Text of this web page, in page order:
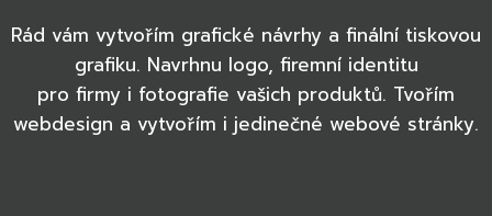
Rád vám vytvořím grafické návrhy a finální tiskovou
grafiku. Navrhnu logo, firemní identitu
pro firmy i fotografie vašich produktů. Tvořím
webdesign a vytvořím i jedinečné webové stránky.